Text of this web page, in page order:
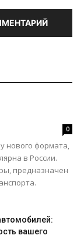
0
нового формата,
в России.
предназначен
вашего